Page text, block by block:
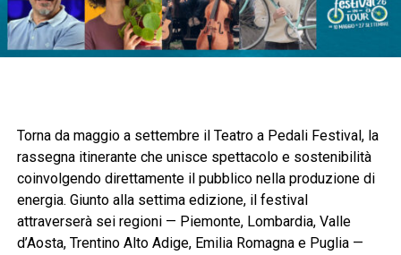
Torna da maggio a settembre il Teatro a Pedali Festival, la
rassegna itinerante che unisce spettacolo e sostenibilità
coinvolgendo direttamente il pubblico nella produzione di
energia. Giunto alla settima edizione, il festival
attraverserà sei regioni — Piemonte, Lombardia, Valle
d’Aosta, Trentino Alto Adige, Emilia Romagna e Puglia —